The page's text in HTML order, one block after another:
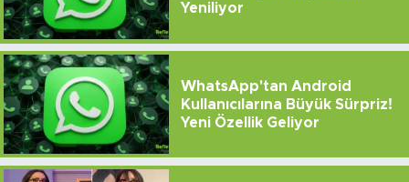
Yeniliyor
WhatsApp'tan Android
Kullanıcılarına Büyük Sürpriz!
Yeni Özellik Geliyor